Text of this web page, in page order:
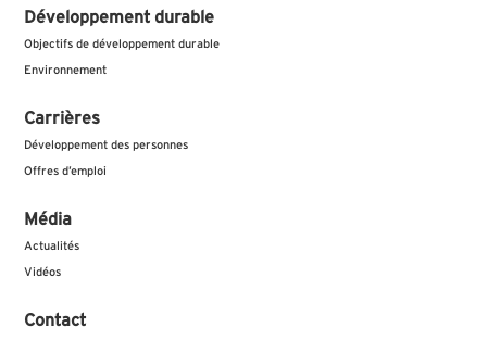
Développement durable
Objectifs de développement durable
Environnement
Carrières
Développement des personnes
Offres d’emploi
Média
Actualités
Vidéos
Contact